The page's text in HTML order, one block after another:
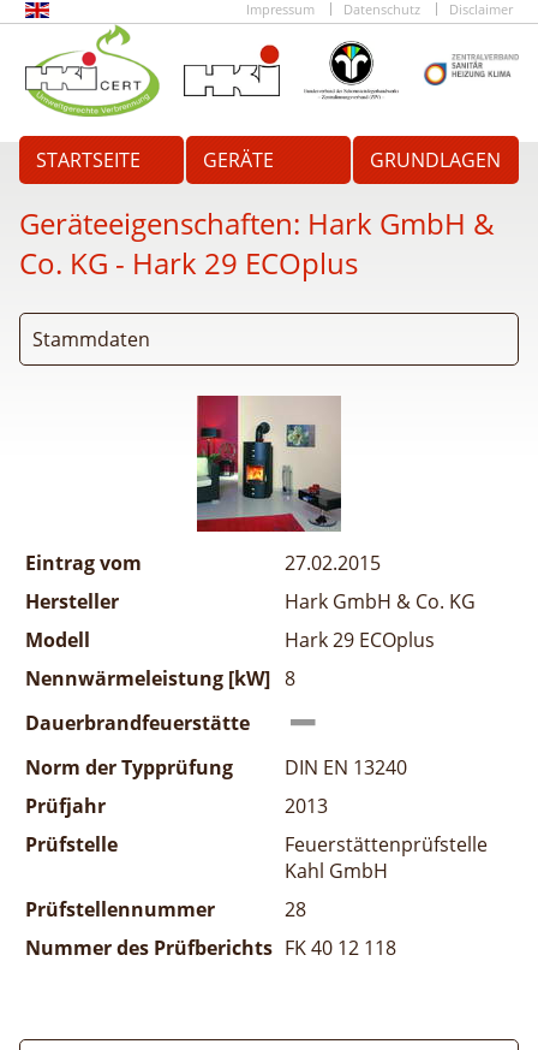
Impressum Datenschutz Disclaimer
STARTSEITE GERÄTE GRUNDLAGEN
Geräteeigenschaften: Hark GmbH &
Co. KG - Hark 29 ECOplus
Stammdaten
Eintrag vom
27.02.2015
Hersteller
Hark GmbH & Co. KG
Modell
Hark 29 ECOplus
Nennwärmeleistung [kW] 8
Dauerbrandfeuerstätte
Norm der Typprüfung
DIN EN 13240
Prüfjahr
2013
Prüfstelle
Feuerstättenprüfstelle
Kahl GmbH
Prüfstellennummer
28
Nummer des Prüfberichts FK 40 12 118